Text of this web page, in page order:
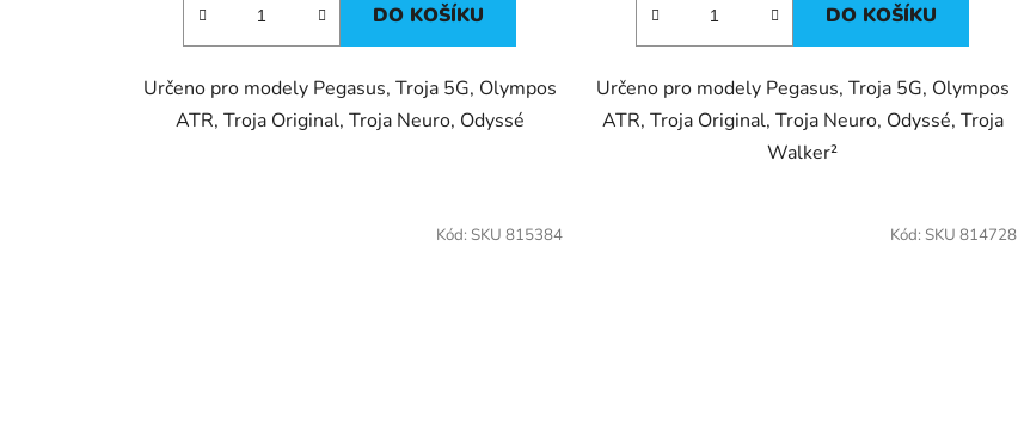
DO KOŠÍKU
Určeno pro modely Pegasus, Troja 5G, Olympos
ATR, Troja Original, Troja Neuro, Odyssé
DO KOŠÍKU
Určeno pro modely Pegasus, Troja 5G, Olympos
ATR, Troja Original, Troja Neuro, Odyssé, Troja
Walker²
Kód:SKU 815384 Kód: SKU 814728